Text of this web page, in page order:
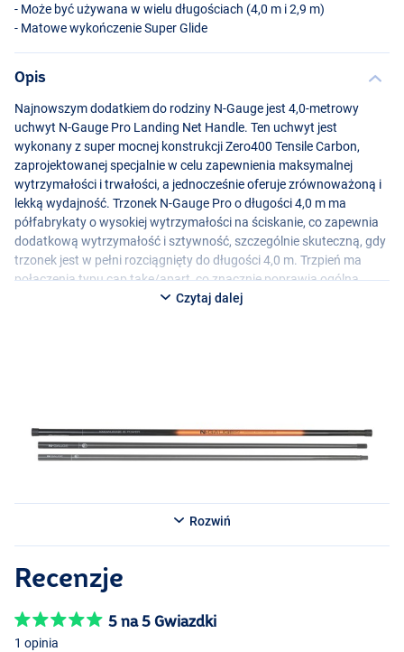
- Może być używana w wielu długościach (4,0 m i 2,9 m)
- Matowe wykończenie Super Glide
Opis
Najnowszym dodatkiem do rodziny N-Gauge jest 4,0-metrowy
uchwyt N-Gauge Pro Landing Net Handle. Ten uchwyt jest
wykonany z super mocnej konstrukcji Zero400 Tensile Carbon,
zaprojektowanej specjalnie w celu zapewnienia maksymalnej
wytrzymałości i trwałości, a jednocześnie oferuje zrównoważoną i
lekką wydajność. Trzonek N-Gauge Pro o długości 4,0 m ma
półfabrykaty o wysokiej wytrzymałości na ściskanie, co zapewnia
dodatkową wytrzymałość i sztywność, szczególnie skuteczną, gdy
trzonek jest w pełni rozciągnięty do długości 4,0 m. Trzpień ma
połączenia typu cap take/apart, co znacznie poprawia ogólną
wydajność i sztywność. Dzięki podwójnemu gwintowi na dwóch
Czytaj dalej
Rozwiń
Recenzje
5 na 5 Gwiazdki
1 opinia